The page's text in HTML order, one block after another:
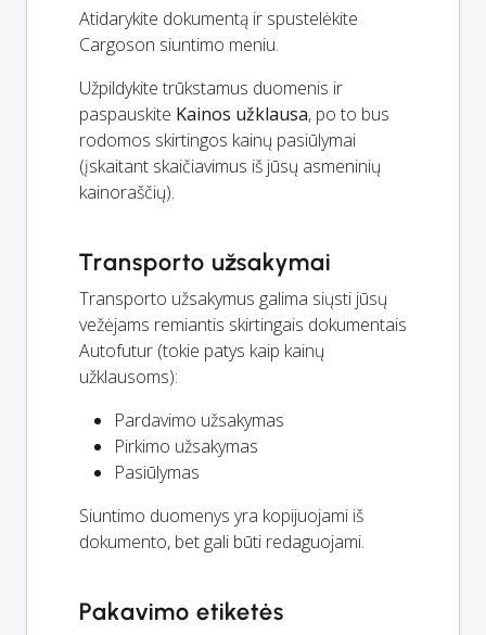
Atidarykite dokumentą ir spustelėkite
Cargoson siuntimo meniu.
Užpildykite trūkstamus duomenis ir
paspauskite Kainos užklausa, po to bus
rodomos skirtingos kainų pasiūlymai
(įskaitant skaičiavimus iš jūsų asmeninių
kainoraščių).
Transporto užsakymai
Transporto užsakymus galima siųsti jūsų
vežėjams remiantis skirtingais dokumentais
Autofutur (tokie patys kaip kainų
užklausoms):
Pardavimo užsakymas
Pirkimo užsakymas
Pasiūlymas
Siuntimo duomenys yra kopijuojami iš
dokumento, bet gali būti redaguojami.
Pakavimo etiketės